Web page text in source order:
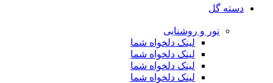
دسته گل
نور و روشنایی
لینک دلخواه شما
لینک دلخواه شما
لینک دلخواه شما
لینک دلخواه شما